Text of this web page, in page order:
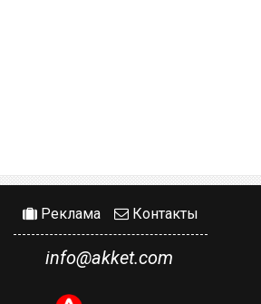
Реклама Контакты
info@akket.com